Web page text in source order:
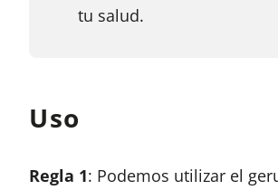
tu salud.
Uso
Regla 1: Podemos utilizar el